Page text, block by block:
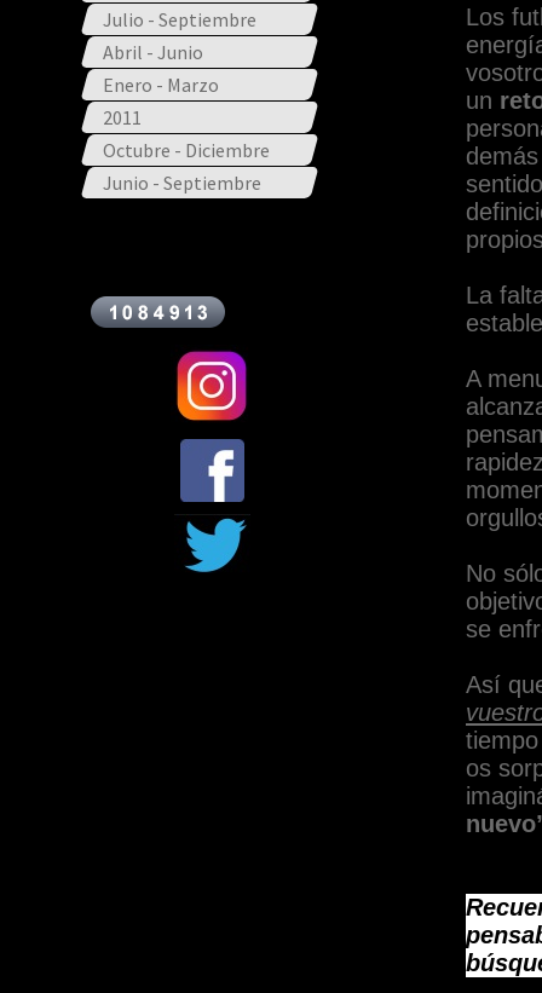
Julio - Septiembre
Abril - Junio
Enero - Marzo
2011
Octubre - Diciembre
Junio - Septiembre
Los
un
La
A
No
se
Así
os